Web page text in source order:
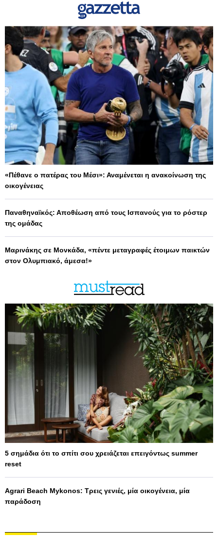
«Πέθανε ο πατέρας του Μέσι»: Αναμένεται η ανακοίνωση της
οικογένειας
Παναθηναϊκός: Αποθέωση από τους Ισπανούς για το ρόστερ
της ομάδας
Μαρινάκης σε Μονκάδα, «πέντε μεταγραφές έτοιμων παικτών
στον Ολυμπιακό, άμεσα!»
5 σημάδια ότι το σπίτι σου χρειάζεται επειγόντως summer
reset
Agrari Beach Mykonos: Τρεις γενιές, μία οικογένεια, μία
παράδοση